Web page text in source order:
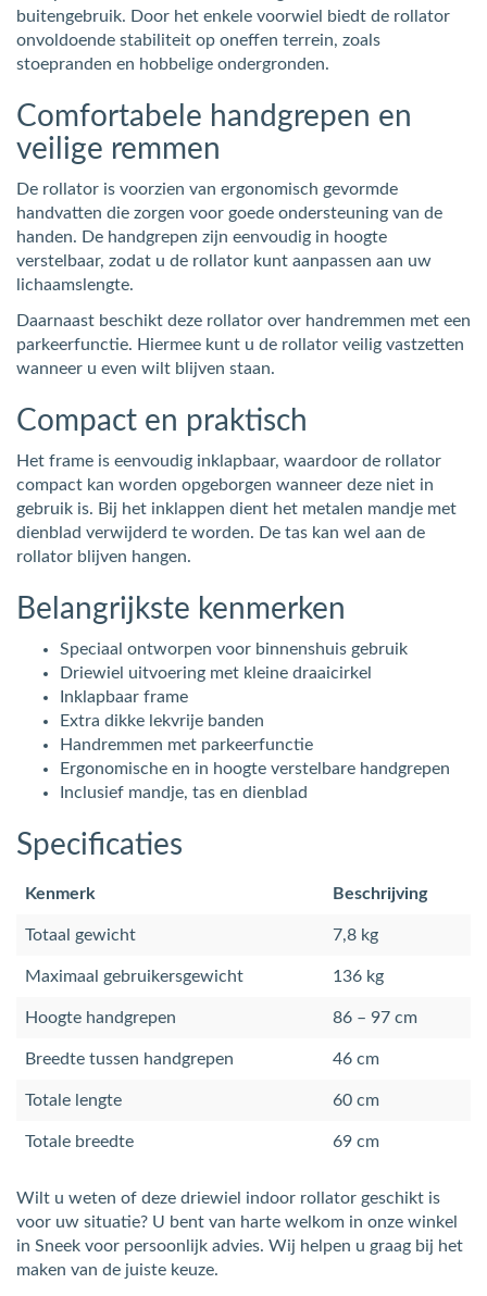
buitengebruik. Door het enkele voorwiel biedt de rollator
onvoldoende stabiliteit op oneffen terrein, zoals
stoepranden en hobbelige ondergronden.
Comfortabele handgrepen en
veilige remmen
De rollator is voorzien van ergonomisch gevormde
handvatten die zorgen voor goede ondersteuning van de
handen. De handgrepen zijn eenvoudig in hoogte
verstelbaar, zodat u de rollator kunt aanpassen aan uw
lichaamslengte.
Daarnaast beschikt deze rollator over handremmen met een
parkeerfunctie. Hiermee kunt u de rollator veilig vastzetten
wanneer u even wilt blijven staan.
Compact en praktisch
Het frame is eenvoudig inklapbaar, waardoor de rollator
compact kan worden opgeborgen wanneer deze niet in
gebruik is. Bij het inklappen dient het metalen mandje met
dienblad verwijderd te worden. De tas kan wel aan de
rollator blijven hangen.
Belangrijkste kenmerken
Speciaal ontworpen voor binnenshuis gebruik
Driewiel uitvoering met kleine draaicirkel
Inklapbaar frame
Extra dikke lekvrije banden
Handremmen met parkeerfunctie
Ergonomische en in hoogte verstelbare handgrepen
Inclusief mandje, tas en dienblad
Specificaties
Kenmerk Beschrijving
Totaal gewicht 7,8 kg
Maximaal gebruikersgewicht 136 kg
Hoogte handgrepen 86 – 97 cm
Breedte tussen handgrepen 46 cm
Totale lengte 60 cm
Totale breedte 69 cm
Wilt u weten of deze driewiel indoor rollator geschikt is
voor uw situatie? U bent van harte welkom in onze winkel
in Sneek voor persoonlijk advies. Wij helpen u graag bij het
maken van de juiste keuze.